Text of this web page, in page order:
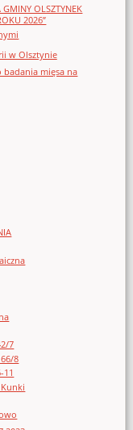
OLSZTYNEK
2026”
w Olsztynie
badania mięsa na
7
8
11